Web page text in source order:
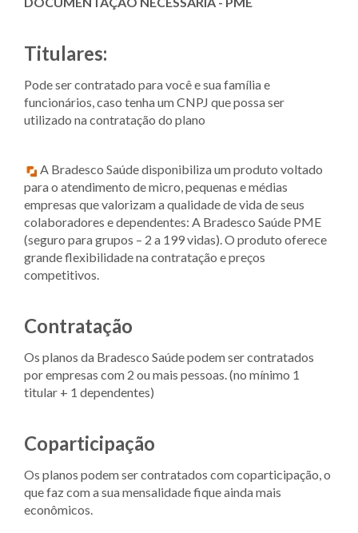
Titulares:
Pode ser contratado para você e sua família e
funcionários, caso tenha um CNPJ que possa ser
utilizado na contratação do plano
A Bradesco Saúde disponibiliza um produto voltado
para o atendimento de micro, pequenas e médias
empresas que valorizam a qualidade de vida de seus
colaboradores e dependentes: A Bradesco Saúde PME
(seguro para grupos – 2 a 199 vidas). O produto oferece
grande flexibilidade na contratação e preços
competitivos.
Contratação
Os planos da Bradesco Saúde podem ser contratados
por empresas com 2 ou mais pessoas. (no mínimo 1
titular + 1 dependentes)
Coparticipação
Os planos podem ser contratados com coparticipação, o
que faz com a sua mensalidade fique ainda mais
econômicos.